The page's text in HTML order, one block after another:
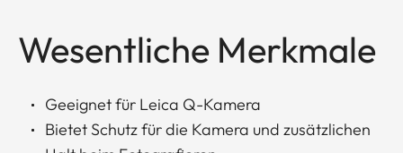
Wesentliche Merkmale
Geeignet für Leica Q-Kamera
Bietet Schutz für die Kamera und zusätzlichen